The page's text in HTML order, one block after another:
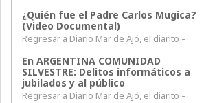
¿Quién fue el Padre Carlos Mugica?
(Video Documental)
Regresar a Diario Mar de Ajó, el diarito –
En ARGENTINA COMUNIDAD
SILVESTRE: Delitos informáticos a
jubilados y al público
Regresar a Diario Mar de Ajó, el diarito –